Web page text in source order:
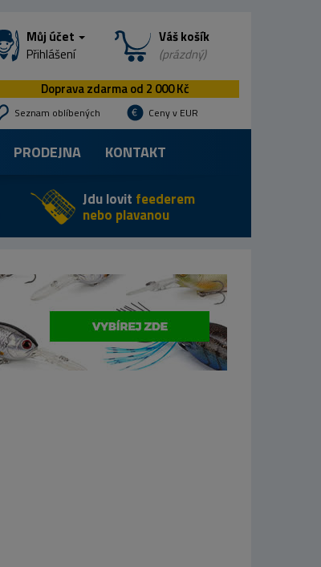
Můj účet
Přihlášení
Váš košík
(prázdný)
Doprava zdarma od 2 000 Kč
Seznam oblíbených Ceny v EUR
PRODEJNA KONTAKT
Jdu lovit feederem
nebo plavanou